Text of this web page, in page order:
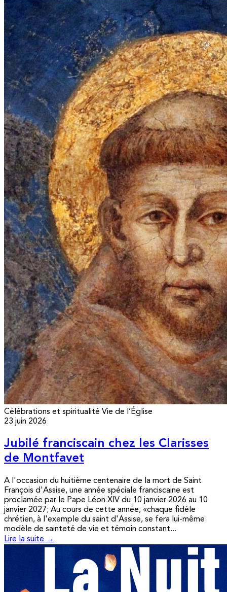
Célébrations et spiritualité Vie de l’Église
23 juin 2026
Jubilé franciscain chez les Clarisses
de Montfavet
A l'occasion du huitième centenaire de la mort de Saint
François d'Assise, une année spéciale franciscaine est
proclamée par le Pape Léon XIV du 10 janvier 2026 au 10
janvier 2027; Au cours de cette année, «chaque fidèle
chrétien, à l'exemple du saint d'Assise, se fera lui-même
modèle de sainteté de vie et témoin constant...
Lire la suite →